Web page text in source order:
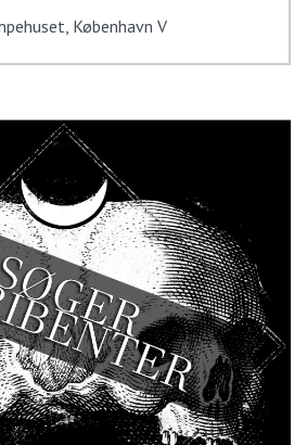
København V